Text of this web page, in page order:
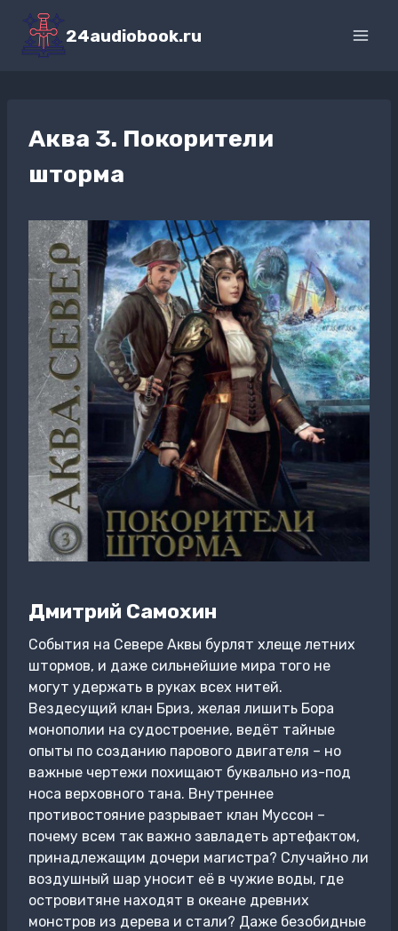
Перейти
содержимому
24audiobook.ru
Аква 3. Покорители
шторма
Дмитрий Самохин
События на Севере Аквы бурлят хлеще летних
штормов, и даже сильнейшие мира того не
могут удержать в руках всех нитей.
Вездесущий клан Бриз, желая лишить Бора
монополии на судостроение, ведёт тайные
опыты по созданию парового двигателя – но
важные чертежи похищают буквально из-под
носа верховного тана. Внутреннее
противостояние разрывает клан Муссон –
почему всем так важно завладеть артефактом,
принадлежащим дочери магистра? Случайно ли
воздушный шар уносит её в чужие воды, где
островитяне находят в океане древних
монстров из дерева и стали? Даже безобидные